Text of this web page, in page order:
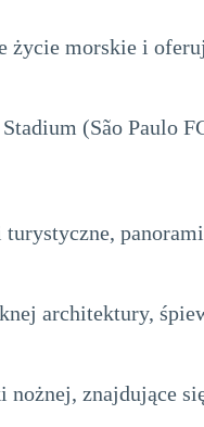
życie morskie i
(São Paulo
architektury,
znajdujące